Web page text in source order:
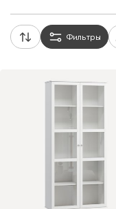
Фильтры